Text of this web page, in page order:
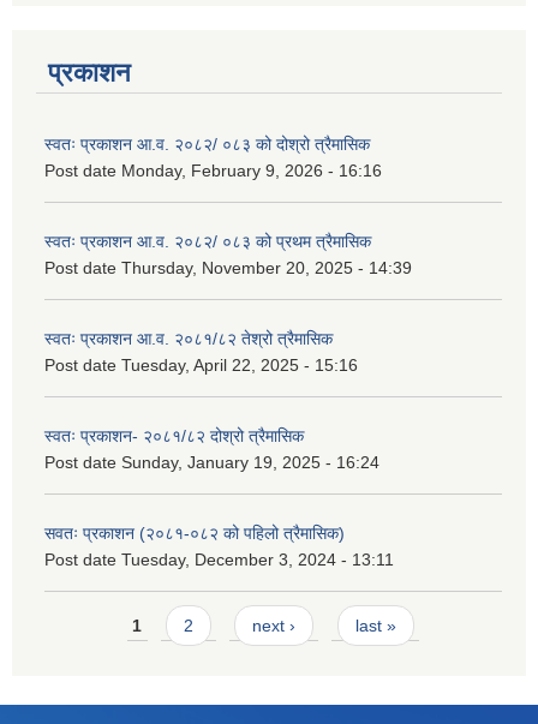
प्रकाशन
स्वतः प्रकाशन आ.व. २०८२/ ०८३ को दोश्रो त्रैमासिक
Post date Monday, February 9, 2026 - 16:16
स्वतः प्रकाशन आ.व. २०८२/ ०८३ को प्रथम त्रैमासिक
Post date Thursday, November 20, 2025 - 14:39
स्वतः प्रकाशन आ.व. २०८१/८२ तेश्रो त्रैमासिक
Post date Tuesday, April 22, 2025 - 15:16
स्वतः प्रकाशन- २०८१/८२ दोश्रो त्रैमासिक
Post date Sunday, January 19, 2025 - 16:24
सवतः प्रकाशन (२०८१-०८२ को पहिलो त्रैमासिक)
Post date Tuesday, December 3, 2024 - 13:11
Pages1 2 next › last »